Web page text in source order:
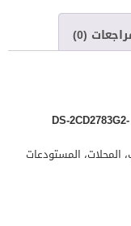
(0)
كاميرا مراقبة شبكية IP هيكفيجن موديل DS-2CD2783G2-
المحلات، المستودعات